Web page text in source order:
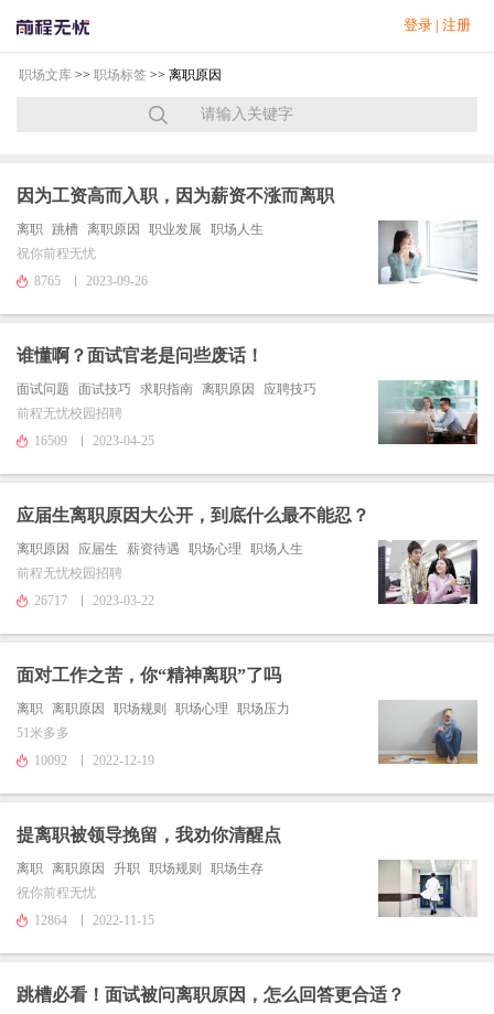
登录 | 注册
职场文库 >> 职场标签 >> 离职原因
因为工资高而入职，因为薪资不涨而离职
离职 跳槽 离职原因 职业发展
职场人生
祝你前程无忧
8765
2023-09-26
谁懂啊？面试官老是问些废话！
面试问题 面试技巧 求职指南 离职原因
应聘技巧
前程无忧校园招聘
16509
2023-04-25
应届生离职原因大公开，到底什么最不能忍？
离职原因 应届生 薪资待遇 职场心理
职场人生
前程无忧校园招聘
26717
2023-03-22
面对工作之苦，你“精神离职”了吗
离职 离职原因 职场规则 职场心理
职场压力
51米多多
10092
2022-12-19
提离职被领导挽留，我劝你清醒点
离职 离职原因 升职 职场规则
职场生存
祝你前程无忧
12864
2022-11-15
跳槽必看！面试被问离职原因，怎么回答更合适？